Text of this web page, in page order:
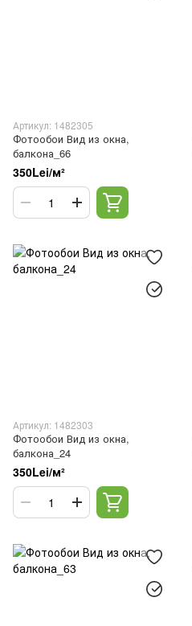
Артикул: 1482305
Фотообои Вид из окна,
балкона_66
350Lei/м²
Артикул: 1482303
Фотообои Вид из окна,
балкона_24
350Lei/м²